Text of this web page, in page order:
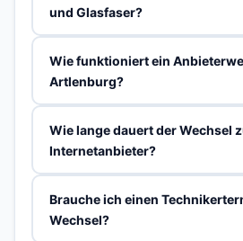
und Glasfaser?
Wie funktioniert ein
Artlenburg?
Wie lange dauert der Wechsel
Internetanbieter?
Brauche ich einen
Wechsel?